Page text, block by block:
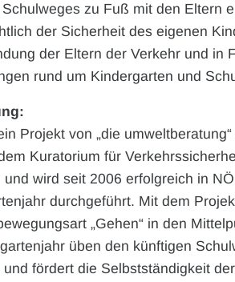
Schulweges zu Fuß mit den Eltern
der Sicherheit des eigenen
der Eltern der Verkehr und in
rund um Kindergarten und
Projekt von „die
Kuratorium für
und wird seit 2006 erfolgreich in
durchgeführt. Mit dem
„Gehen“ in den
üben den künftigen
fördert die Selbstständigkeit